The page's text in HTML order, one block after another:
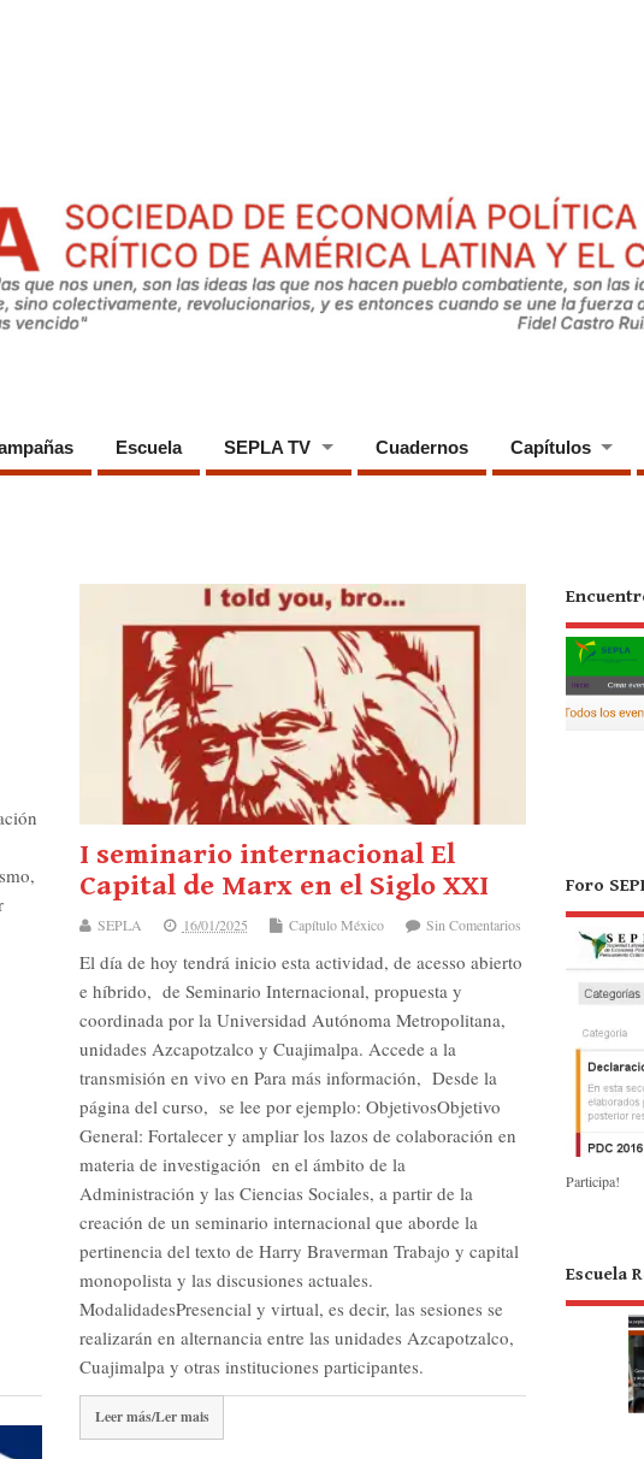
Escuela SEPLA TV Cuadernos Capítulos
I seminario internacional El
Capital de Marx en el Siglo XXI
SEPLA 16/01/2025 Capítulo México Sin Comentarios
El día de hoy tendrá inicio esta actividad, de acesso abierto
e híbrido, de Seminario Internacional, propuesta y
coordinada por la Universidad Autónoma Metropolitana,
unidades Azcapotzalco y Cuajimalpa. Accede a la
transmisión en vivo en Para más información, Desde la
página del curso, se lee por ejemplo: ObjetivosObjetivo
General: Fortalecer y ampliar los lazos de colaboración en
materia de investigación en el ámbito de la
Administración y las Ciencias Sociales, a partir de la
creación de un seminario internacional que aborde la
pertinencia del texto de Harry Braverman Trabajo y capital
monopolista y las discusiones actuales.
ModalidadesPresencial y virtual, es decir, las sesiones se
realizarán en alternancia entre las unidades Azcapotzalco,
Cuajimalpa y otras instituciones participantes.
Leer más/Ler mais
Foro
Participa!
Escuela